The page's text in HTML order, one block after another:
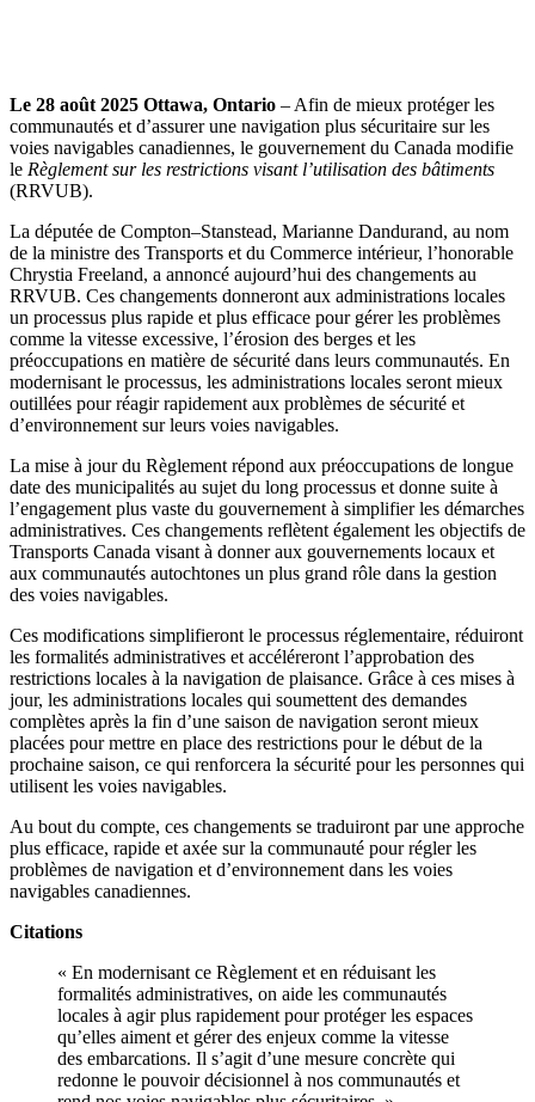
Le 28 août 2025 Ottawa, Ontario – Afin de mieux protéger les
communautés et d’assurer une navigation plus sécuritaire sur les
voies navigables canadiennes, le gouvernement du Canada modifie
le Règlement sur les restrictions visant l’utilisation des bâtiments
(RRVUB).
La députée de Compton–Stanstead, Marianne Dandurand, au nom
de la ministre des Transports et du Commerce intérieur, l’honorable
Chrystia Freeland, a annoncé aujourd’hui des changements au
RRVUB. Ces changements donneront aux administrations locales
un processus plus rapide et plus efficace pour gérer les problèmes
comme la vitesse excessive, l’érosion des berges et les
préoccupations en matière de sécurité dans leurs communautés. En
modernisant le processus, les administrations locales seront mieux
outillées pour réagir rapidement aux problèmes de sécurité et
d’environnement sur leurs voies navigables.
La mise à jour du Règlement répond aux préoccupations de longue
date des municipalités au sujet du long processus et donne suite à
l’engagement plus vaste du gouvernement à simplifier les démarches
administratives. Ces changements reflètent également les objectifs de
Transports Canada visant à donner aux gouvernements locaux et
aux communautés autochtones un plus grand rôle dans la gestion
des voies navigables.
Ces modifications simplifieront le processus réglementaire, réduiront
les formalités administratives et accéléreront l’approbation des
restrictions locales à la navigation de plaisance. Grâce à ces mises à
jour, les administrations locales qui soumettent des demandes
complètes après la fin d’une saison de navigation seront mieux
placées pour mettre en place des restrictions pour le début de la
prochaine saison, ce qui renforcera la sécurité pour les personnes qui
utilisent les voies navigables.
Au bout du compte, ces changements se traduiront par une approche
plus efficace, rapide et axée sur la communauté pour régler les
problèmes de navigation et d’environnement dans les voies
navigables canadiennes.
Citations
« En modernisant ce Règlement et en réduisant les
formalités administratives, on aide les communautés
locales à agir plus rapidement pour protéger les espaces
qu’elles aiment et gérer des enjeux comme la vitesse
des embarcations. Il s’agit d’une mesure concrète qui
redonne le pouvoir décisionnel à nos communautés et